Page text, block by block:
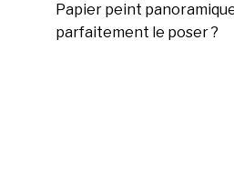
Papier peint
parfaitement le poser ?